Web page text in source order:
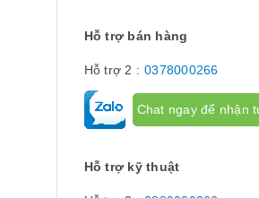
Hỗ trợ bán hàng
Hỗ trợ 2 : 0378000266
Chat ngay để nhận
Hỗ trợ kỹ thuật